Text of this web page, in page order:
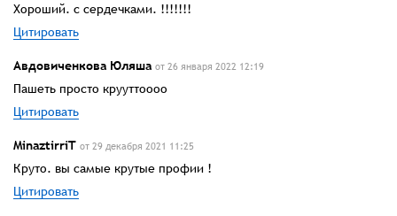
Хороший. с сердечками. !!!!!!!
Цитировать
Авдовиченкова Юляша от 26 января 2022 12:19
Пашеть просто крууттоооо
Цитировать
MinaztirriT от 29 декабря 2021 11:25
Круто. вы самые крутые профии !
Цитировать